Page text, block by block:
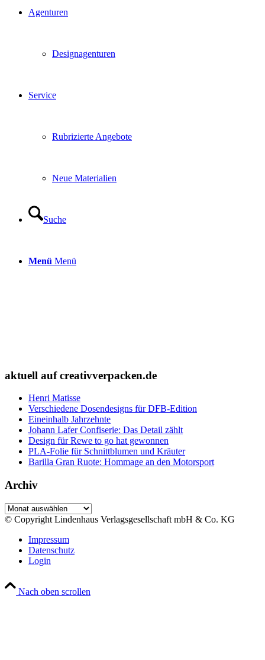
Agenturen
Designagenturen
Service
Rubrizierte Angebote
Neue Materialien
Suche
Menü Menü
aktuell auf creativverpacken.de
Henri Matisse
Verschiedene Dosendesigns für DFB-Edition
Eineinhalb Jahrzehnte
Johann Lafer Confiserie: Das Detail zählt
Design für Rewe to go hat gewonnen
PLA-Folie für Schnittblumen und Kräuter
Barilla Gran Ruote: Hommage an den Motorsport
Archiv
Archiv
© Copyright Lindenhaus Verlagsgesellschaft mbH & Co. KG
Impressum
Datenschutz
Login
Nach oben scrollen